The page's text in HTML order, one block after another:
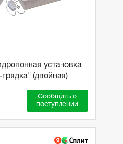
установка
(двойная)
Сообщить о
поступлении